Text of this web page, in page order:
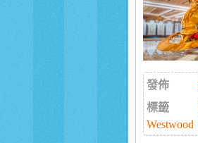
發佈
標籤
Westwood